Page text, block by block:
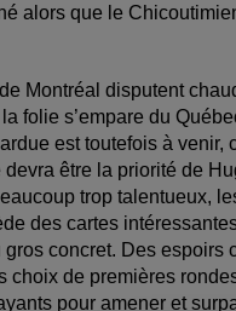
alors que le
Montréal disputent
folie s’empare du
est toutefois à
être la priorité de
trop talentueux,
des cartes
concret. Des espoirs
de premières
pour amener et